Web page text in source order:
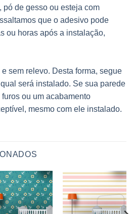
pó de gesso ou esteja com
que o adesivo pode
ou horas após a instalação,
sem relevo. Desta forma, segue
será instalado. Se sua parede
ou um acabamento
mesmo com ele instalado.